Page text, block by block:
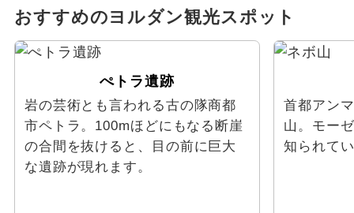
おすすめのヨルダン観光スポット
ぺトラ遺跡
岩の芸術とも言われる古の隊商都
市ペトラ。100mほどにもなる断崖
の合間を抜けると、目の前に巨大
な遺跡が現れます。
首都アン
山。モー
知られて